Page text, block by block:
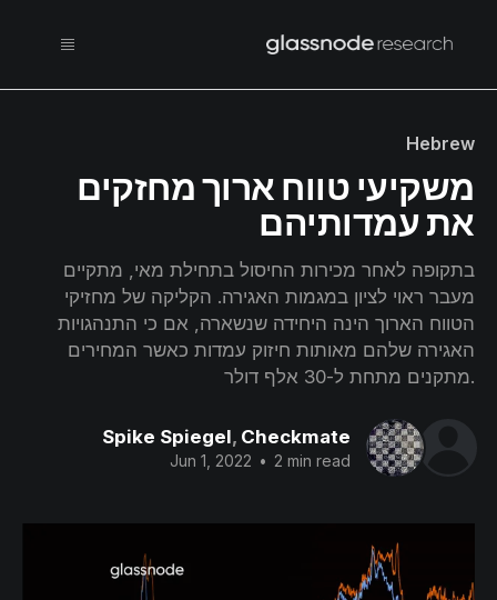
Hebrew
משקיעי טווח ארוך מחזקים
את עמדותיהם
בתקופה לאחר מכירות החיסול בתחילת מאי, מתקיים
מעבר ראוי לציון במגמות האגירה. הקליקה של מחזיקי
הטווח הארוך הינה היחידה שנשארה, אם כי התנהגויות
האגירה שלהם מאותות חיזוק עמדות כאשר המחירים
.מתקנים מתחת ל-30 אלף דולר
Spike Spiegel, Checkmate
Jun 1, 2022 • 2 min read